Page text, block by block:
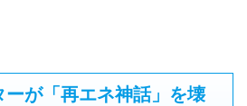
が「再エネ神話」を壊